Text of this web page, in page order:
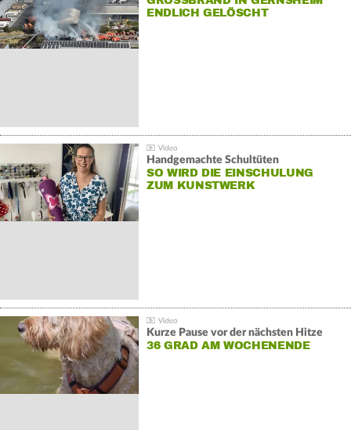
NDLICH GELÖSCHT
Handgemachte Schultüten
SO WIRD DIE EINSCHULUNG
ZUM KUNSTWERK
Kurze Pause vor der nächsten Hitze
36 GRAD AM WOCHENENDE